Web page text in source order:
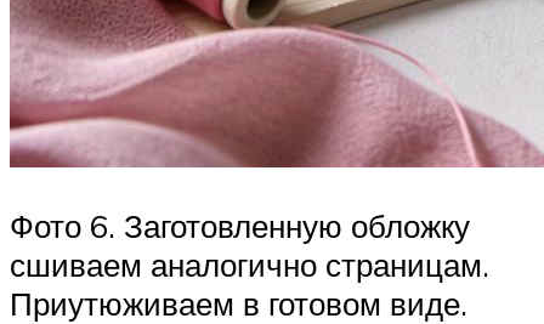
Фото 6. Заготовленную обложку
сшиваем аналогично страницам.
Приутюживаем в готовом виде.